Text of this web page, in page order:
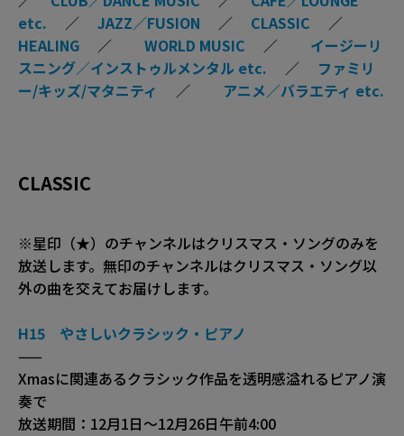
etc. ／ JAZZ／FUSION ／ CLASSIC ／
HEALING ／ WORLD MUSIC ／ イージーリ
スニング／インストゥルメンタル etc. ／ ファミリ
ー/キッズ/マタニティ
／ アニメ／バラエティ etc.
CLASSIC
※星印（★）のチャンネルはクリスマス・ソングのみを
放送します。無印のチャンネルはクリスマス・ソング以
外の曲を交えてお届けします。
H15 やさしいクラシック・ピアノ
——
Xmasに関連あるクラシック作品を透明感溢れるピアノ演
奏で
放送期間：12月1日～12月26日午前4:00